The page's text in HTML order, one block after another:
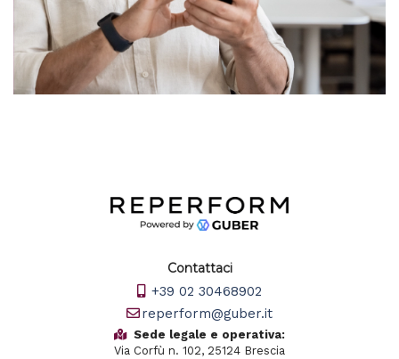
Contattaci
+39 02 30468902
reperform@guber.it
Sede legale e operativa:
Via Corfù n. 102, 25124 Brescia